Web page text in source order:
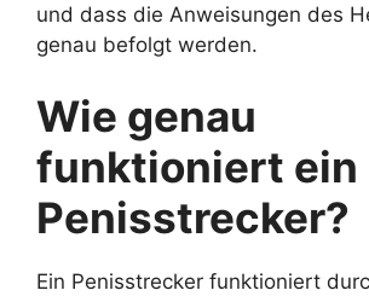
und dass die Anweisungen des
genau befolgt werden.
Wie genau
funktioniert ein
Penisstrecker?
Ein Penisstrecker funktioniert